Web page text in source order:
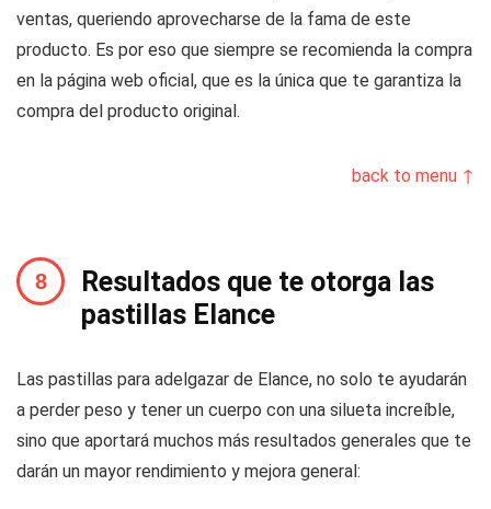
ventas, queriendo aprovecharse de la fama de este
producto. Es por eso que siempre se recomienda la compra
en la página web oficial, que es la única que te garantiza la
compra del producto original.
back to menu ↑
Resultados que te otorga las
pastillas Elance
Las pastillas para adelgazar de Elance, no solo te ayudarán
a perder peso y tener un cuerpo con una silueta increíble,
sino que aportará muchos más resultados generales que te
darán un mayor rendimiento y mejora general: